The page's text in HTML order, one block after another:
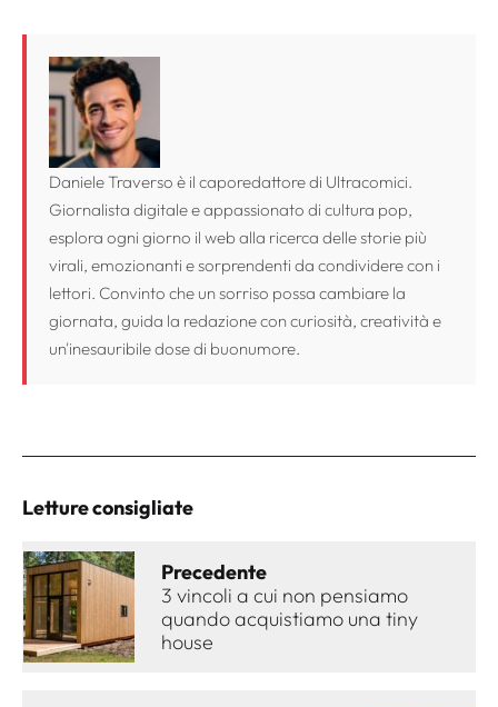
Daniele Traverso è il caporedattore di Ultracomici.
Giornalista digitale e appassionato di cultura pop,
esplora ogni giorno il web alla ricerca delle storie più
virali, emozionanti e sorprendenti da condividere con i
lettori. Convinto che un sorriso possa cambiare la
giornata, guida la redazione con curiosità, creatività e
un'inesauribile dose di buonumore.
Letture consigliate
Precedente
3 vincoli a cui non pensiamo
quando acquistiamo una tiny
house